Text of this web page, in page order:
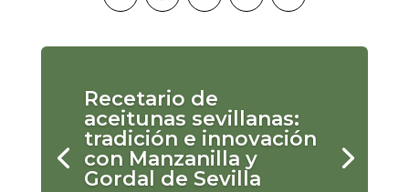
Recetario de
aceitunas sevillanas:
tradición e innovación
con Manzanilla y
Gordal de Sevilla